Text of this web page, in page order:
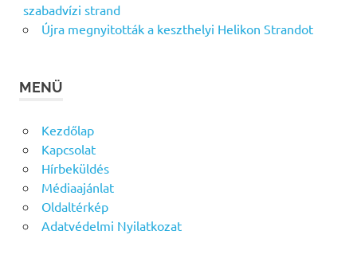
szabadvízi strand
Újra megnyitották a keszthelyi Helikon Strandot
MENÜ
Kezdőlap
Kapcsolat
Hírbeküldés
Médiaajánlat
Oldaltérkép
Adatvédelmi Nyilatkozat